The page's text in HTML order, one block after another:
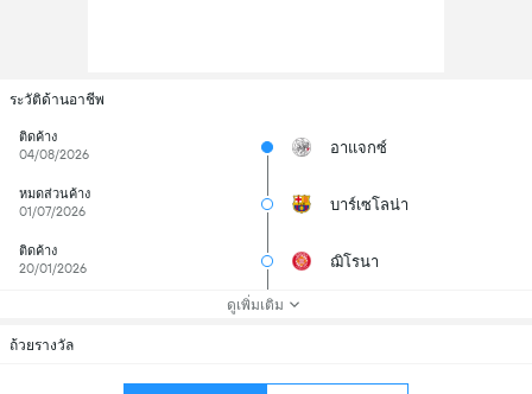
ระวัติด้านอาชีพ
ติดค้าง
04/08/2026
อาแจกซ์
หมดส่วนค้าง
01/07/2026
บาร์เซโลน่า
ติดค้าง
20/01/2026
ฌิโรนา
ดูเพิ่มเติม
ถ้วยรางวัล